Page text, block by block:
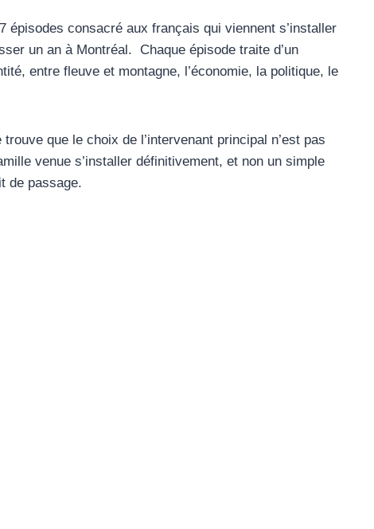
épisodes consacré aux français qui viennent s’installer
un an à Montréal. Chaque épisode traite d’un
entre fleuve et montagne, l’économie, la politique, le
que le choix de l’intervenant principal n’est pas
venue s’installer définitivement, et non un simple
de passage.